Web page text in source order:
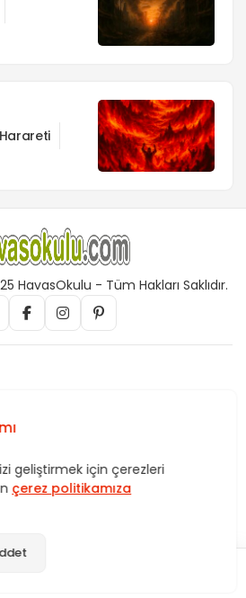
HavasOkulu - Tüm Hakları Saklıdır.
Tasavvuf. HavasOkulu,
izinsiz kullananlar hakkında T.C.K
göre yasal işlem başlatılacağını bu
geliştirmek için çerezleri
çerez politikamıza